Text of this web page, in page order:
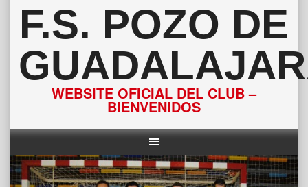
F.S. POZO DE
WEBSITE OFICIAL DEL CLUB –
BIENVENIDOS